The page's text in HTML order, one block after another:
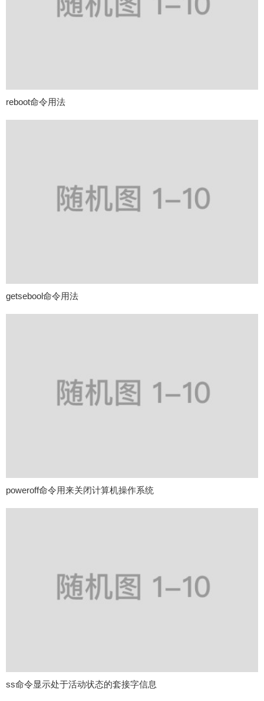
reboot命令用法
getsebool命令用法
poweroff命令用来关闭计算机操作系统
ss命令显示处于活动状态的套接字信息